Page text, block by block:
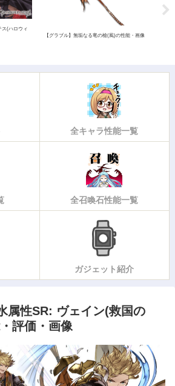
ス(ハロウィ
【グラブル】無垢なる竜の槍(風)の性能・画像
全キャラ性能一覧
全召喚石性能一覧
ガジェット紹介
属性SR: ヴェイン(救国の
評価・画像